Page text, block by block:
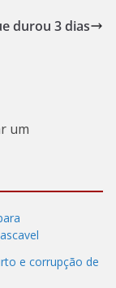
durou 3 dias
um
e corrupção de